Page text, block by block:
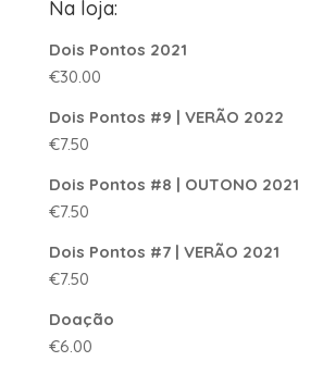
Na loja:
Dois Pontos 2021
€30.00
Dois Pontos #9 | VERÃO 2022
€7.50
Dois Pontos #8 | OUTONO 2021
€7.50
Dois Pontos #7 | VERÃO 2021
€7.50
Doação
€6.00